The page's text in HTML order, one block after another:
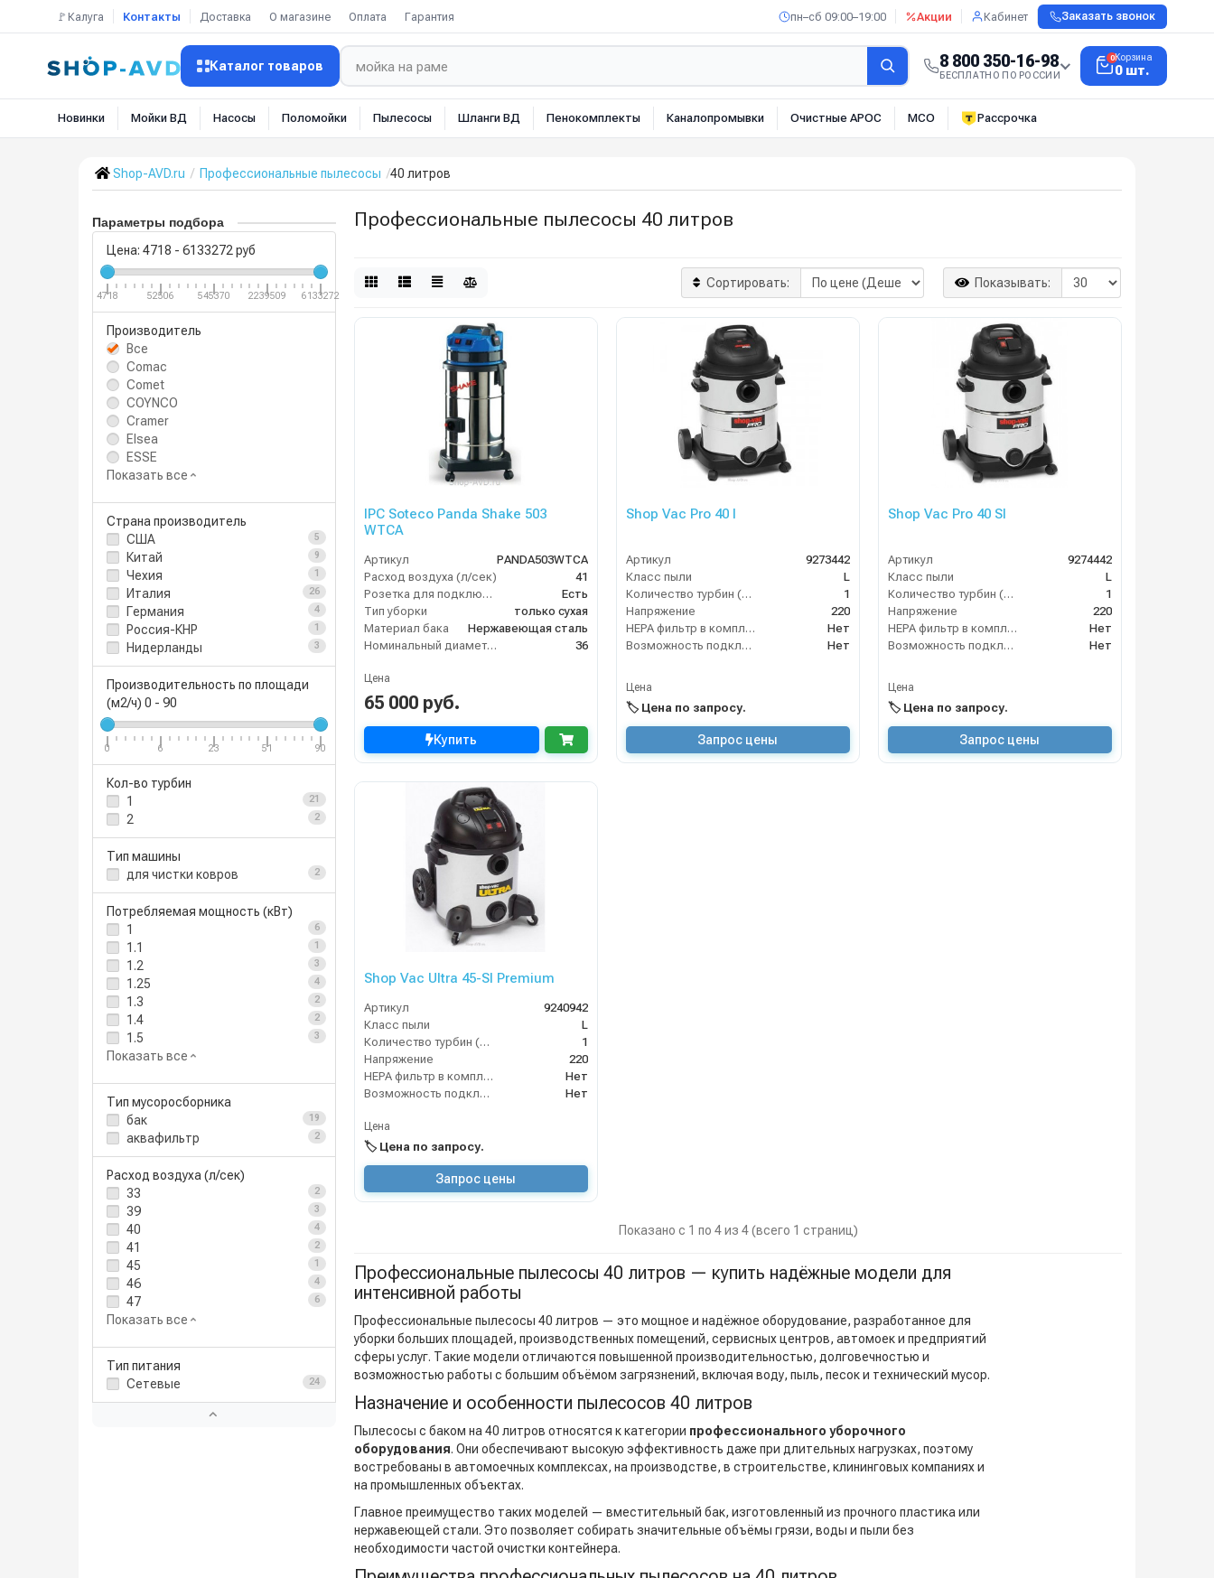
🚩Калуга Контакты Доставка О магазине Оплата Гарантия пн–сб 09:00–19:00 Акции Кабинет Заказать звонок
Каталог товаров 8 800 350-16-98
БЕСПЛАТНО ПО РОССИИ
0Корзина
0 шт.
Новинки Мойки ВД Насосы Поломойки Пылесосы Шланги ВД Пенокомплекты Каналопромывки Очистные АРОС МСО Рассрочка
Shop-AVD.ru Профессиональные пылесосы 40 литров
Параметры подбора
Цена: 4718 - 6133272 руб
4718 52506 545370 2239509 6133272
Производитель
Все
Comac
Comet
COYNCO
Cramer
Elsea
ESSE
Показать все
Страна производитель
США
5
Китай 9
Чехия 1
Италия 26
Германия 4
Россия-КНР 1
Нидерланды 3
Производительность по площади
(м2/ч) 0 - 90
0 6 23 51 90
Кол-во турбин
1
21
2 2
Тип машины
для чистки ковров
2
Потребляемая мощность (кВт)
1
6
1.1 1
1.2 3
1.25 4
1.3 2
1.4 2
1.5 3
Показать все
Тип мусоросборника
бак
19
аквафильтр 2
Расход воздуха (л/сек)
33
2
39 3
40 4
41 2
45 1
46 4
47 6
Показать все
Тип питания
Сетевые
24
Профессиональные пылесосы 40 литров
Сортировать: Показывать:
IPC Soteco Panda Shake 503
WTCA
Артикул
PANDA503WTCA
Расход воздуха (л/сек)
41
Розетка для подключения инструмента
Есть
Тип уборки
только сухая
Материал бака
Нержавеющая сталь
Номинальный диаметр принадлежностей (мм)
36
Цена
65 000 руб.
Купить
Shop Vac Pro 40 I
Артикул
9273442
Класс пыли
L
Количество турбин (шт)
1
Напряжение
220
HEPA фильтр в комплекте
Нет
Возможность подключения электрощетки
Нет
Цена
🏷️ Цена по запросу.
Запрос цены
Shop Vac Pro 40 SI
Артикул
9274442
Класс пыли
L
Количество турбин (шт)
1
Напряжение
220
HEPA фильтр в комплекте
Нет
Возможность подключения электрощетки
Нет
Цена
🏷️ Цена по запросу.
Запрос цены
Shop Vac Ultra 45-SI Premium
Артикул
9240942
Класс пыли
L
Количество турбин (шт)
1
Напряжение
220
HEPA фильтр в комплекте
Нет
Возможность подключения электрощетки
Нет
Цена
🏷️ Цена по запросу.
Запрос цены
Показано с 1 по 4 из 4 (всего 1 страниц)
Профессиональные пылесосы 40 литров — купить надёжные модели для
интенсивной работы
Профессиональные пылесосы 40 литров — это мощное и надёжное оборудование, разработанное для
уборки больших площадей, производственных помещений, сервисных центров, автомоек и предприятий
сферы услуг. Такие модели отличаются повышенной производительностью, долговечностью и
возможностью работы с большим объёмом загрязнений, включая воду, пыль, песок и технический мусор.
Назначение и особенности пылесосов 40 литров
Пылесосы с баком на 40 литров относятся к категории профессионального уборочного
оборудования. Они обеспечивают высокую эффективность даже при длительных нагрузках, поэтому
востребованы в автомоечных комплексах, на производстве, в строительстве, клининговых компаниях и
на промышленных объектах.
Главное преимущество таких моделей — вместительный бак, изготовленный из прочного пластика или
нержавеющей стали. Это позволяет собирать значительные объёмы грязи, воды и пыли без
необходимости частой очистки контейнера.